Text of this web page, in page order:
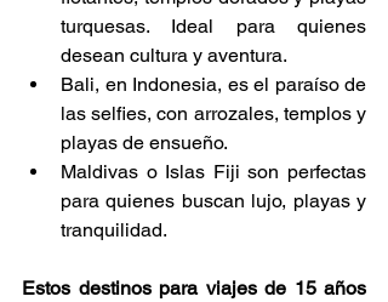
turquesas. Ideal para quienes
desean cultura y aventura.
Bali, en Indonesia, es el paraíso de
las selfies, con arrozales, templos y
playas de ensueño.
Maldivas o Islas Fiji son perfectas
para quienes buscan lujo, playas y
tranquilidad.
Estos destinos para viajes de 15 años